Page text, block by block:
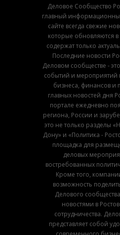
Деловое Сообщество
главный
сайте всегда свежие
которые обновляются
содержат только
Последние новости
Деловом сообществе -
событий и мероприятий
бизнеса, финансов и
главных новостей дня
портале ежедневно
региона, России и
это не только разделы
Дону» и «Политика -
площадка для
деловых
востребованных
Кроме того,
возможность
Делового
новостями в
сотрудничества.
представляет собой